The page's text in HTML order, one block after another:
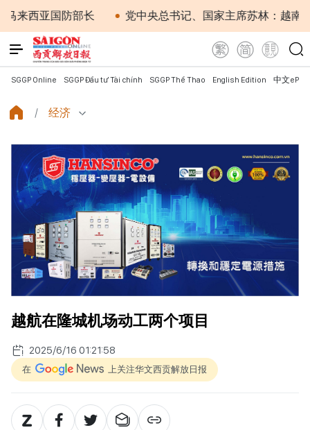
亚国防部长 党中央总书记、国家主席苏林：越南与马
SGGP Online SGGP Đầu tư Tài chính SGGP Thể Thao English Edition 中文
经济
越航在隆城机场动工两个项目
2025/6/16 01:21:58
在 上关注华文西贡解放日报